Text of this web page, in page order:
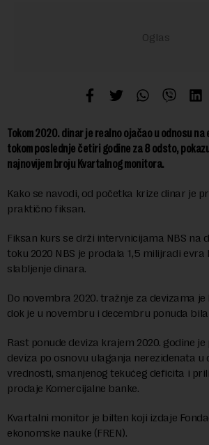
Tokom 2020. dinar je realno ojačao u odnosu na
tokom poslednje četiri godine za 8 odsto,
najnovijem broju Kvartalnog monitora.
Kako se navodi, od početka krize dinar je
praktično fiksan.
Fiksan kurs se drži intervnicijama NBS na
toku 2020 NBS je prodala 1,5 milijradi evra
slabljenje dinara.
Do novembra 2020. tražnje za devizama je
dok je u novembru i decembru ponuda
Rast ponude deviza krajem 2020. godine
deviza po osnovu ulaganja nerezidenata
vrednosti, smanjenog tekućeg deficita i
prodaje Komercijalne banke.
Kvartalni monitor je bilten koji izdaje
ekonomske nauke (FREN).